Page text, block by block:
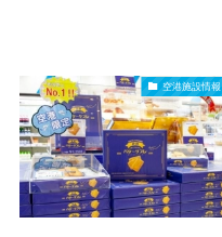
空港施設情報